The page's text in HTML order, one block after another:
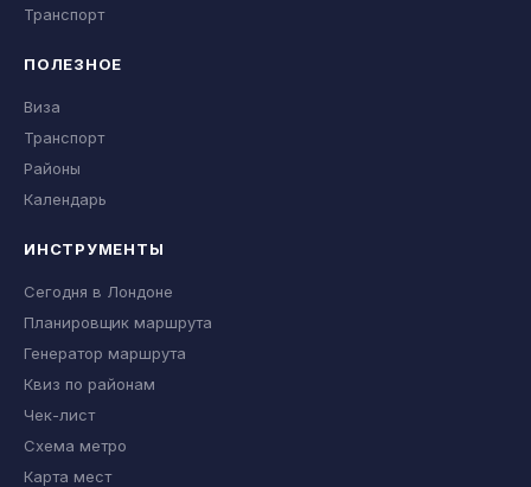
Транспорт
ПОЛЕЗНОЕ
Виза
Транспорт
Районы
Календарь
ИНСТРУМЕНТЫ
Сегодня в Лондоне
Планировщик маршрута
Генератор маршрута
Квиз по районам
Чек-лист
Схема метро
Карта мест